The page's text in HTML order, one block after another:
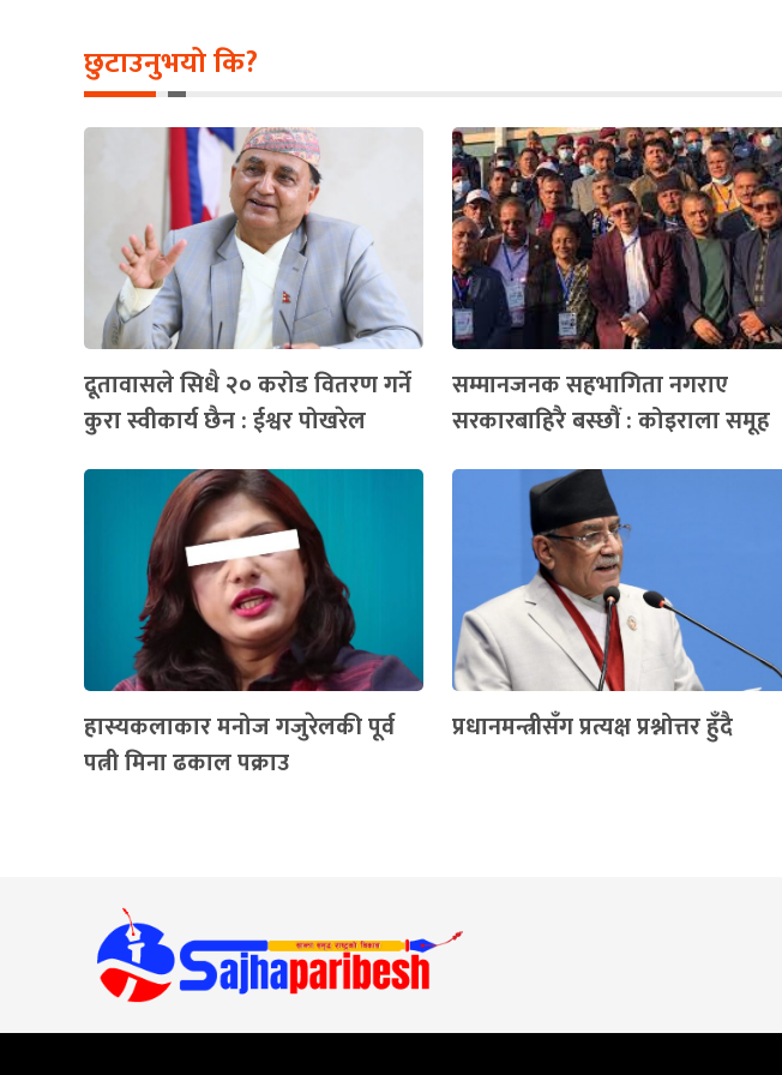
छुटाउनुभयो कि?
दूतावासले सिधै २० करोड वितरण गर्ने
कुरा स्वीकार्य छैन : ईश्वर पोखरेल
सम्मानजनक सहभागिता नगराए
सरकारबाहिरै बस्छौं : कोइराला समूह
हास्यकलाकार मनोज गजुरेलकी पूर्व
पत्नी मिना ढकाल पक्राउ
प्रधानमन्त्रीसँग प्रत्यक्ष प्रश्नोत्तर हुँदै